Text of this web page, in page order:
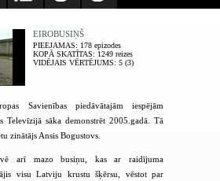
EIROBUSIŅŠ
PIEEJAMAS: 178 epizodes
KOPĀ SKATĪTAS: 1249 reizes
VIDĒJAIS VĒRTĒJUMS: 5 (3)
Savienības piedāvātajām iespējām
Televīzijā sāka demonstrēt 2005.gadā. Tā
zinātājs Ansis Bogustovs.
arī mazo busiņu, kas ar raidījuma
visu Latviju krustu šķērsu, vēstot par